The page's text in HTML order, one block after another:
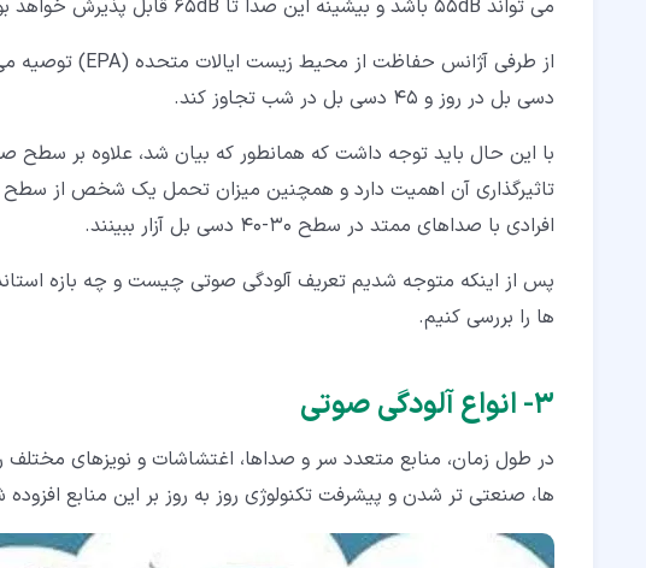
می تواند 55dB باشد و بیشینه این صدا تا 65dB قابل پذیرش خواهد بود.
دسی بل در روز و 45 دسی بل در شب تجاوز کند.
با این حال باید توجه داشت که همانطور که بیان شد، علاوه بر
تاثیرگذاری آن اهمیت دارد و همچنین میزان تحمل یک شخص از سطح
افرادی با صداهای ممتد در سطح 30-40 دسی بل آزار ببینند.
پس از اینکه متوجه شدیم تعریف آلودگی صوتی چیست و چه بازه
ها را بررسی کنیم.
۳‏- انواع آلودگی صوتی
در طول زمان، منابع متعدد سر و صداها، اغتشاشات و نویزهای مختلف
ها، صنعتی تر شدن و پیشرفت تکنولوژی روز به روز بر این منابع